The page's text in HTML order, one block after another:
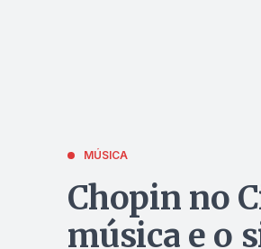
MÚSICA
Chopin no
música e o